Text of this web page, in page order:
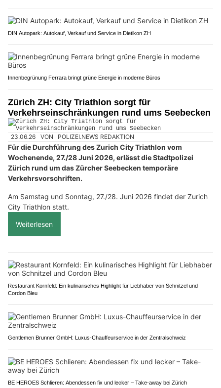
DIN Autopark: Autokauf, Verkauf und Service in Dietikon ZH
Innenbegrünung Ferrara bringt grüne Energie in moderne Büros
Zürich ZH: City Triathlon sorgt für
Verkehrseinschränkungen rund ums Seebecken
23.06.26 VON POLIZEI.NEWS REDAKTION
Für die Durchführung des Zurich City Triathlon vom
Wochenende, 27./28 Juni 2026, erlässt die Stadtpolizei
Zürich rund um das Zürcher Seebecken temporäre
Verkehrsvorschriften.
Am Samstag und Sonntag, 27./28. Juni 2026 findet der Zurich
City Triathlon statt.
Weiterlesen
Restaurant Kornfeld: Ein kulinarisches Highlight für Liebhaber von Schnitzel und
Cordon Bleu
Gentlemen Brunner GmbH: Luxus-Chauffeurservice in der Zentralschweiz
BE HEROES Schlieren: Abendessen fix und lecker – Take-away bei Zürich